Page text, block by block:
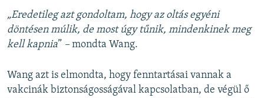
„Eredetileg azt gondoltam, hogy az oltás egyéni
döntésen múlik, de most úgy tűnik, mindenkinek meg
kell kapnia” ​ – mondta Wang.
Wang azt is elmondta, hogy fenntartásai vannak a
vakcinák biztonságosságával kapcsolatban, de végül ő